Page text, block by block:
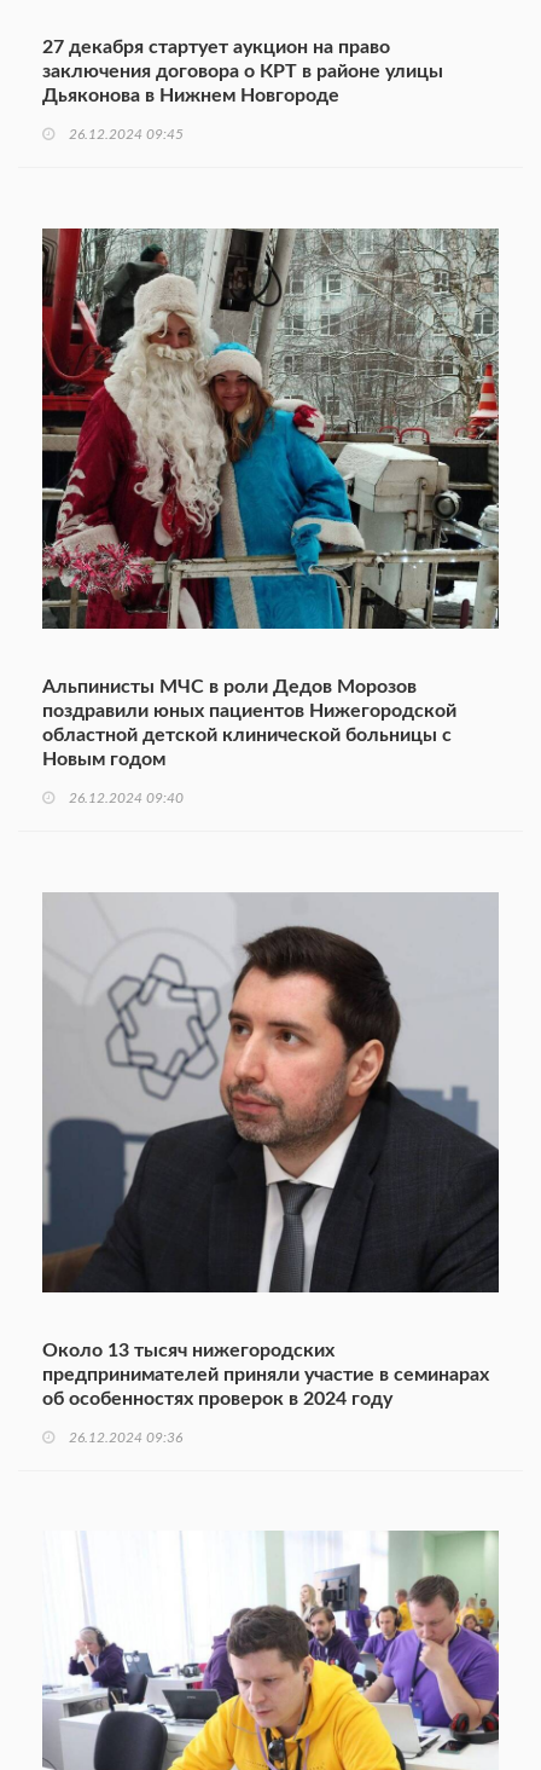
27 декабря стартует аукцион на право
заключения договора о КРТ в районе улицы
Дьяконова в Нижнем Новгороде
26.12.2024 09:45
Альпинисты МЧС в роли Дедов Морозов
поздравили юных пациентов Нижегородской
областной детской клинической больницы с
Новым годом
26.12.2024 09:40
Около 13 тысяч нижегородских
предпринимателей приняли участие в семинарах
об особенностях проверок в 2024 году
26.12.2024 09:36